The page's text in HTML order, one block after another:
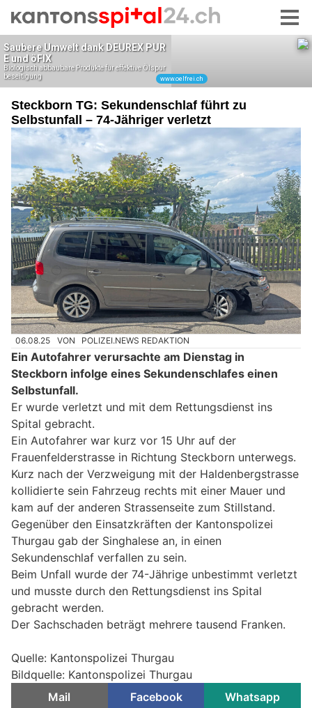
Steckborn TG: Sekundenschlaf führt zu
Selbstunfall – 74-Jähriger verletzt
06.08.25 VON POLIZEI.NEWS REDAKTION
Ein Autofahrer verursachte am Dienstag in
Steckborn infolge eines Sekundenschlafes einen
Selbstunfall.
Er wurde verletzt und mit dem Rettungsdienst ins
Spital gebracht.
Ein Autofahrer war kurz vor 15 Uhr auf der
Frauenfelderstrasse in Richtung Steckborn unterwegs.
Kurz nach der Verzweigung mit der Haldenbergstrasse
kollidierte sein Fahrzeug rechts mit einer Mauer und
kam auf der anderen Strassenseite zum Stillstand.
Gegenüber den Einsatzkräften der Kantonspolizei
Thurgau gab der Singhalese an, in einen
Sekundenschlaf verfallen zu sein.
Beim Unfall wurde der 74-Jährige unbestimmt verletzt
und musste durch den Rettungsdienst ins Spital
gebracht werden.
Der Sachschaden beträgt mehrere tausend Franken.
Quelle: Kantonspolizei Thurgau
Bildquelle: Kantonspolizei Thurgau
Mail
Facebook Whatsapp